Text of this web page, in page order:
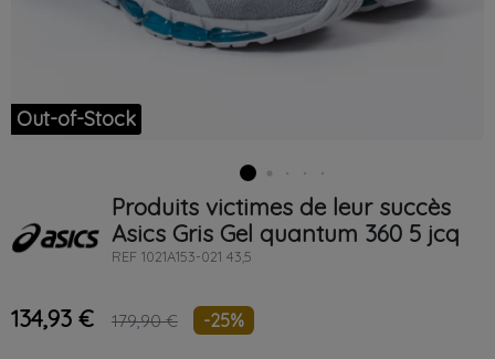
Out-of-Stock
Produits victimes de leur succès
Asics Gris Gel quantum 360 5 jcq
REF 1021A153-021 43,5
134,93 € 179,90 € -25%